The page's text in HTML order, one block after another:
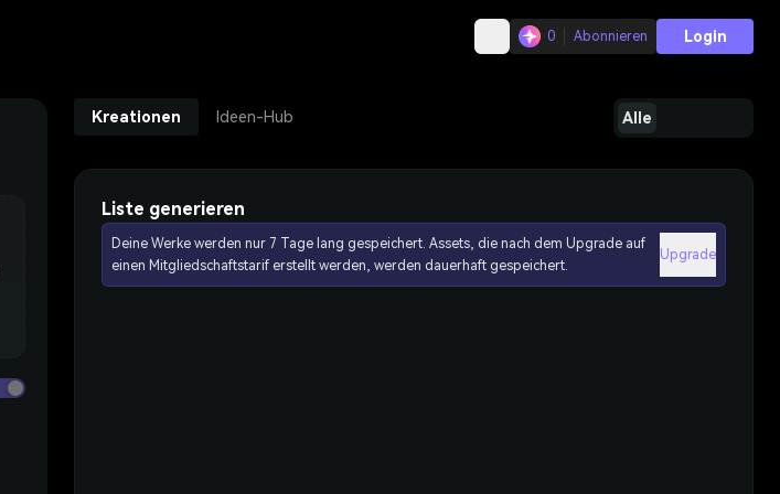
0 Abonnieren Login
Kreationen Ideen-Hub Alle
Liste generieren
Deine Werke werden nur 7 Tage lang gespeichert. Assets, die nach dem Upgrade auf
einen Mitgliedschaftstarif erstellt werden, werden dauerhaft gespeichert.
Upgrade